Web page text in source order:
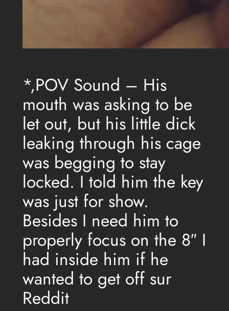
*,POV Sound – His
mouth was asking to be
let out, but his little dick
leaking through his cage
was begging to stay
locked. I told him the key
was just for show.
Besides I need him to
properly focus on the 8″ I
had inside him if he
wanted to get off sur
Reddit